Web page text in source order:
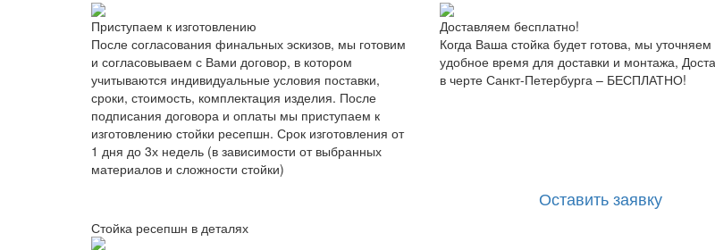
Приступаем к изготовлению
После согласования финальных эскизов, мы готовим
и согласовываем с Вами договор, в котором
учитываются индивидуальные условия поставки,
сроки, стоимость, комплектация изделия. После
подписания договора и оплаты мы приступаем к
изготовлению стойки ресепшн. Срок изготовления от
1 дня до 3х недель (в зависимости от выбранных
материалов и сложности стойки)
Доставляем бесплатно!
Когда Ваша стойка будет готова, мы уточняем
удобное время для доставки и монтажа,
в черте Санкт-Петербурга – БЕСПЛАТНО!
Оставить заявку
Стойка ресепшн в деталях